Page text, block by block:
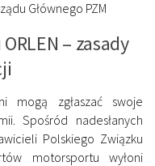
Głównego PZM
– zasady
mogą zgłaszać swoje
Spośród nadesłanych
Polskiego Związku
motorsportu wyłoni